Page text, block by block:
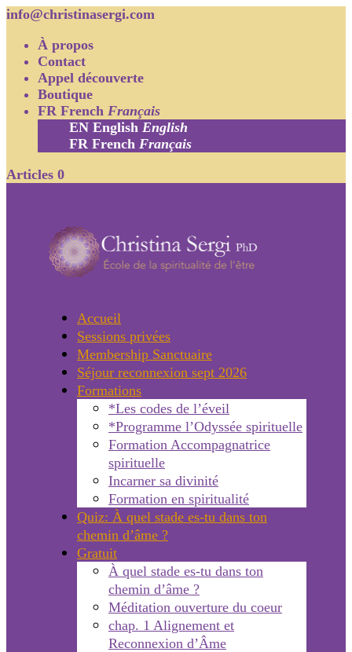
info@christinasergi.com
À propos
Contact
Appel découverte
Boutique
FR French Français
EN English English
FR French Français
Articles 0
Accueil
Sessions privées
Membership Sanctuaire
Séjour reconnexion sept 2026
Formations
*Les codes de l’éveil
*Programme l’Odyssée spirituelle
Formation Accompagnatrice
spirituelle
Incarner sa divinité
Formation en spiritualité
Quiz: À quel stade es-tu dans ton
chemin d’âme ?
Gratuit
À quel stade es-tu dans ton
chemin d’âme ?
Méditation ouverture du coeur
chap. 1 Alignement et
Reconnexion d’Âme